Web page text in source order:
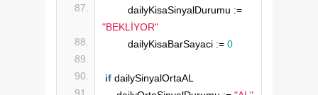
"BEKLİYOR"
        dailyKisaBarSayaci :=
0
if dailySinyalOrtaAL